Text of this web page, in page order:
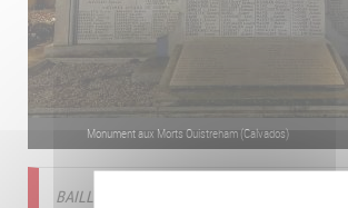
Monument aux Morts Ouistreham (Calvados)
BAILLY-LACRESSE Jean François le 25/05/2007